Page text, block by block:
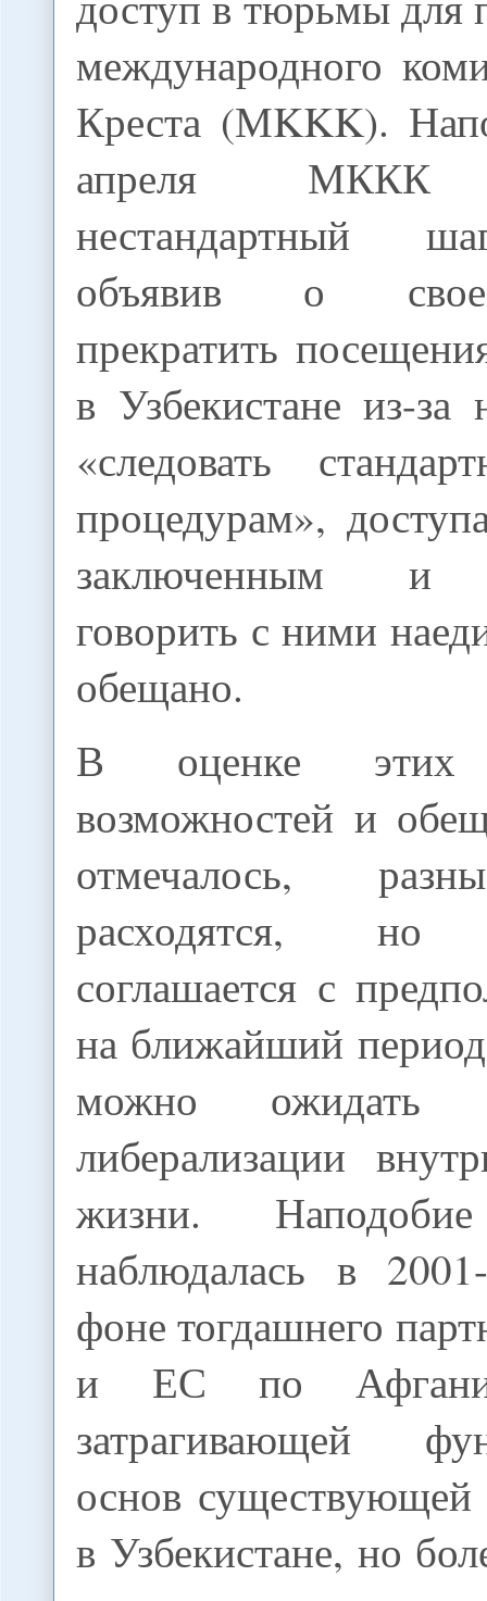
международного
Креста (МKKK).
апреля МККК
нестандартный
объявив о
прекратить
в Узбекистане из-за
«следовать
процедурам»,
заключенным и
говорить с ними
обещано.
В оценке
возможностей и
отмечалось,
расходятся, но
соглашается с
на ближайший
можно ожидать
либерализации
жизни.
наблюдалась в
фоне тогдашнего
и ЕС по
затрагивающей
основ существующей
в Узбекистане, но